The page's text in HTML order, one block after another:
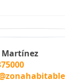
Martínez